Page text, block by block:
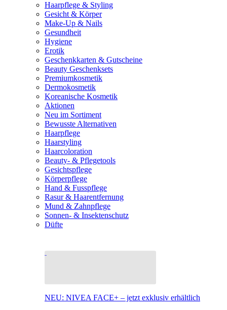
Haarpflege & Styling
Gesicht & Körper
Make-Up & Nails
Gesundheit
Hygiene
Erotik
Geschenkkarten & Gutscheine
Beauty Geschenksets
Premiumkosmetik
Dermokosmetik
Koreanische Kosmetik
Aktionen
Neu im Sortiment
Bewusste Alternativen
Haarpflege
Haarstyling
Haarcoloration
Beauty- & Pflegetools
Gesichtspflege
Körperpflege
Hand & Fusspflege
Rasur & Haarentfernung
Mund & Zahnpflege
Sonnen- & Insektenschutz
Düfte
NEU: NIVEA FACE+ – jetzt exklusiv erhältlich